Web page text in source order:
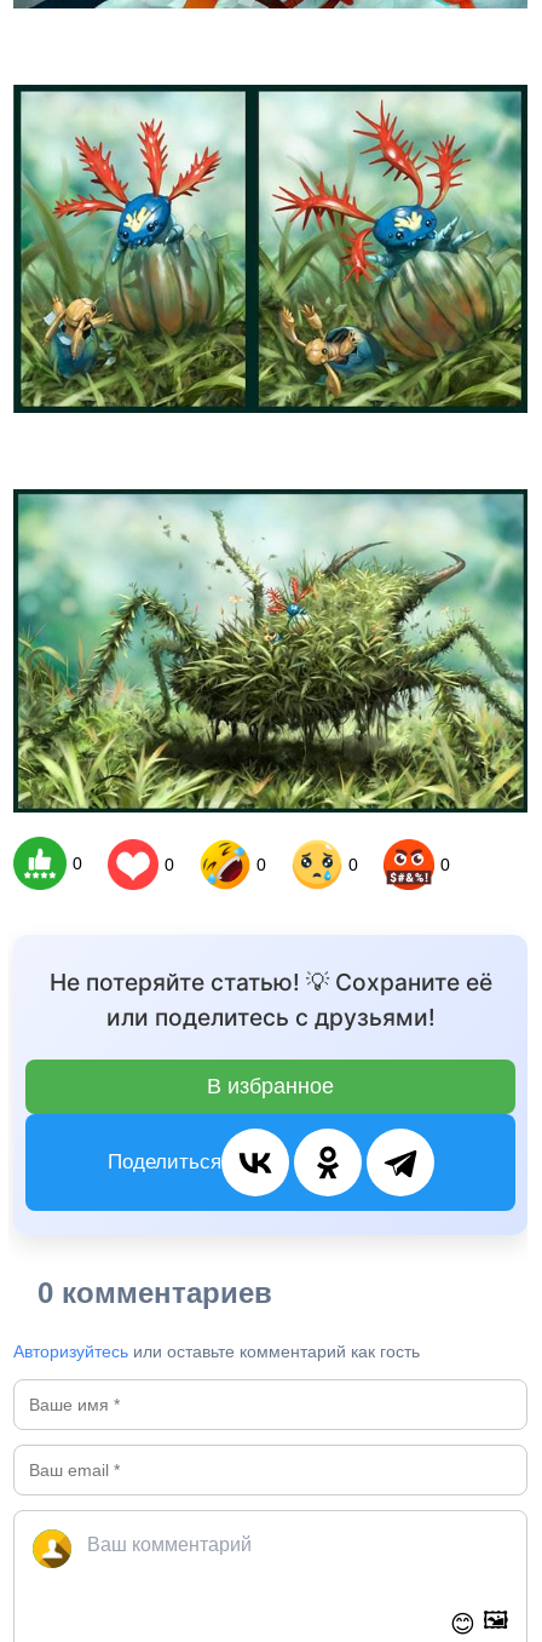
0 0 0 0 0
Не потеряйте статью! 💡 Сохраните её
или поделитесь с друзьями!
В избранное
Поделиться
0 комментариев
Авторизуйтесь или оставьте комментарий как гость
😊 🖼️